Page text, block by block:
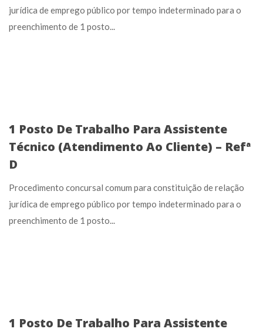
jurídica de emprego público por tempo indeterminado para o
preenchimento de 1 posto...
1 Posto De Trabalho Para Assistente
Técnico (Atendimento Ao Cliente) – Refª
D
Procedimento concursal comum para constituição de relação
jurídica de emprego público por tempo indeterminado para o
preenchimento de 1 posto...
1 Posto De Trabalho Para Assistente